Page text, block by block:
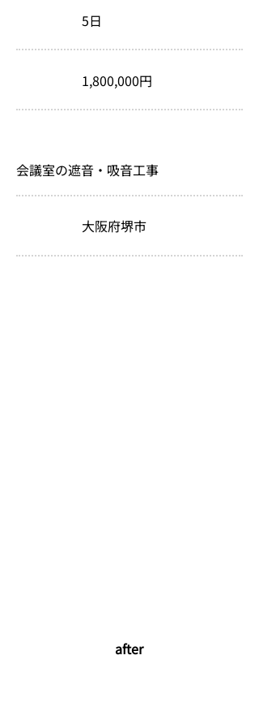
5日
1,800,000円
会議室の遮音・吸音工事
大阪府堺市
after